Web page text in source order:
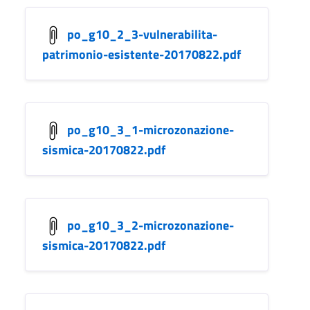
po_g10_2_3-vulnerabilita-
patrimonio-esistente-20170822.pdf
po_g10_3_1-microzonazione-
sismica-20170822.pdf
po_g10_3_2-microzonazione-
sismica-20170822.pdf